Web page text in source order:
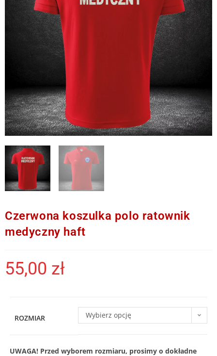
Czerwona koszulka polo ratownik
medyczny haft
55,00 zł
ROZMIAR Wybierz opcję
UWAGA! Przed wyborem rozmiaru, prosimy o dokładne